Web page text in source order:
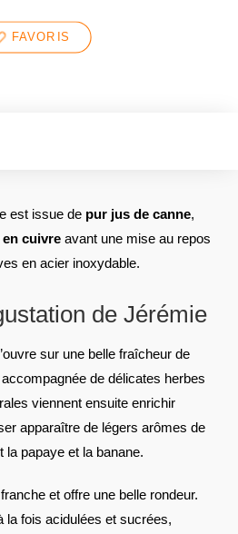
FAVORIS
est issue de pur jus de canne,
cuivreavant une mise au repos
en acier inoxydable.
de Jérémie
sur une belle fraîcheur de
de délicates herbes
viennent ensuite enrichir
apparaître de légers arômes de
la papaye et la banane.
et offre une belle rondeur.
la fois acidulées et sucrées,